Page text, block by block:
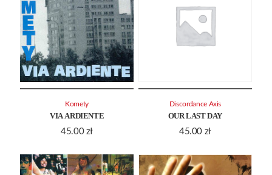
VIA ARDIENTE
45.00 zł
Komety
OUR LAST DAY
45.00 zł
Discordance Axis